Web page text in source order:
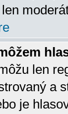
len
a
je